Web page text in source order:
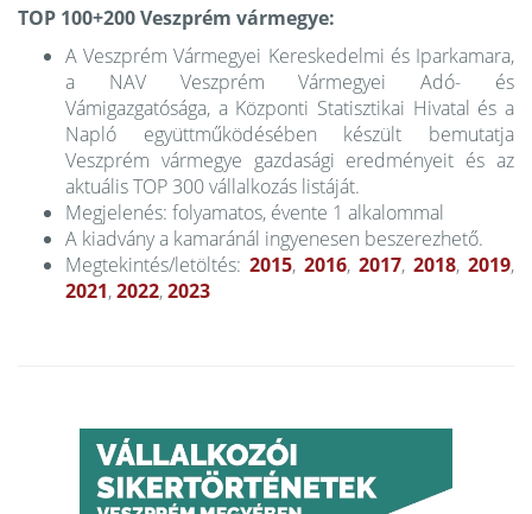
TOP 100+200 Veszprém vármegye:
A Veszprém Vármegyei Kereskedelmi és Iparkamara,
a NAV Veszprém Vármegyei Adó- és
Vámigazgatósága, a Központi Statisztikai Hivatal és a
Napló együttműködésében készült bemutatja
Veszprém vármegye gazdasági eredményeit és az
aktuális TOP 300 vállalkozás listáját.
Megjelenés: folyamatos, évente 1 alkalommal
A kiadvány a kamaránál ingyenesen beszerezhető.
Megtekintés/letöltés: 2015, 2016, 2017, 2018, 2019,
2021,2022,2023